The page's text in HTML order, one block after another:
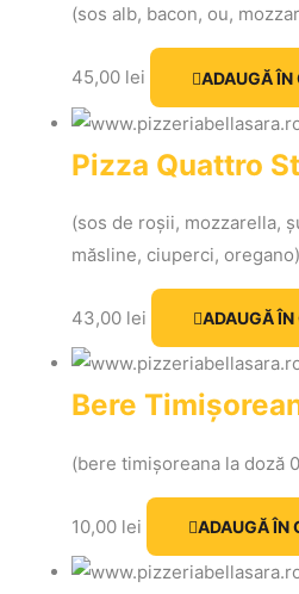
(sos alb, bacon, ou,
45,00 lei ADAUGĂ ÎN
Pizza Quattro
(sos de roșii, mozzarella,
măsline, ciuperci, oregano)
43,00 lei ADAUGĂ ÎN
Bere
(bere timișoreana la doză
10,00 lei ADAUGĂ ÎN